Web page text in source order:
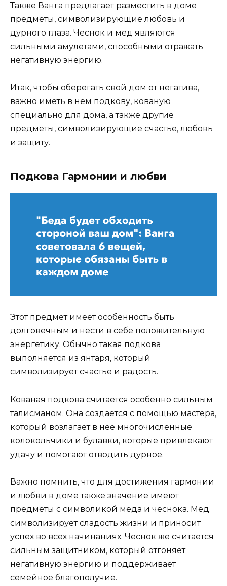
Также Ванга предлагает разместить в доме
предметы, символизирующие любовь и
дурного глаза. Чеснок и мед являются
сильными амулетами, способными отражать
негативную энергию.
Итак, чтобы оберегать свой дом от негатива,
важно иметь в нем подкову, кованую
специально для дома, а также другие
предметы, символизирующие счастье, любовь
и защиту.
Подкова Гармонии и любви
Этот предмет имеет особенность быть
долговечным и нести в себе положительную
энергетику. Обычно такая подкова
выполняется из янтаря, который
символизирует счастье и радость.
Кованая подкова считается особенно сильным
талисманом. Она создается с помощью мастера,
который возлагает в нее многочисленные
колокольчики и булавки, которые привлекают
удачу и помогают отводить дурное.
Важно помнить, что для достижения гармонии
и любви в доме также значение имеют
предметы с символикой меда и чеснока. Мед
символизирует сладость жизни и приносит
успех во всех начинаниях. Чеснок же считается
сильным защитником, который отгоняет
негативную энергию и поддерживает
семейное благополучие.